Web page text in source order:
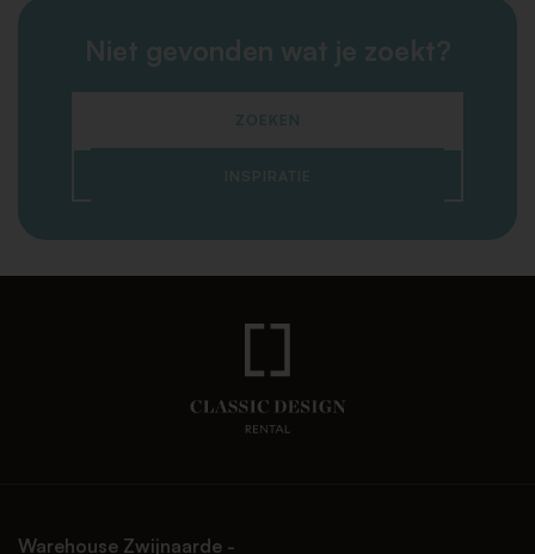
Niet gevonden wat je zoekt?
ZOEKEN
INSPIRATIE
Warehouse Zwijnaarde -